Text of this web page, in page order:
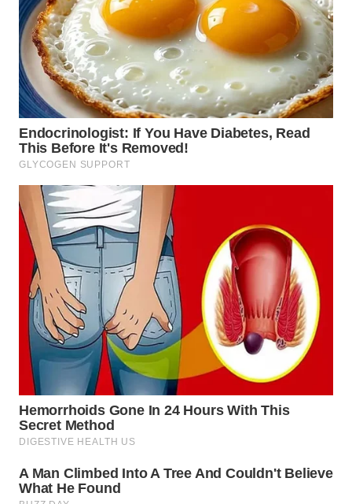
WN
TAPANULI
SELATAN
WN
TANJUNG
LESUNG
WN
KARO
WN
SIMALUNGUN
WN
LABUHANBATU
WN
TAPANULI
TENGAH
WN DELI
SERDANG
WN
TEBING